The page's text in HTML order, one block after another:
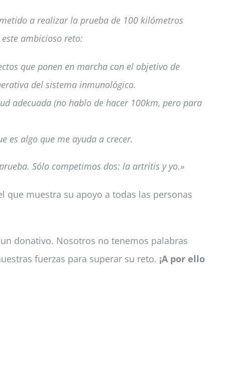
a realizar la prueba de 100 kilómetros
ambicioso reto:
que ponen en marcha con el objetivo de
del sistema inmunológico.
adecuada (no hablo de hacer 100km, pero para
es algo que me ayuda a crecer.
Sólo competimos dos: la artritis y yo.»
que muestra su apoyo a todas las personas
donativo. Nosotros no tenemos palabras
fuerzas para superar su reto. ¡A por ello